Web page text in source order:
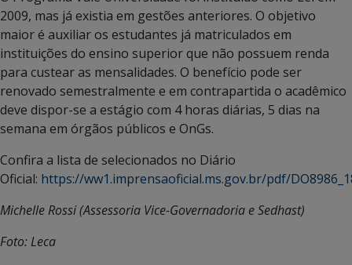
2009, mas já existia em gestões anteriores. O objetivo
maior é auxiliar os estudantes já matriculados em
instituições do ensino superior que não possuem renda
para custear as mensalidades. O benefício pode ser
renovado semestralmente e em contrapartida o acadêmico
deve dispor-se a estágio com 4 horas diárias, 5 dias na
semana em órgãos públicos e OnGs.
Confira a lista de selecionados no Diário
Oficial: https://ww1.imprensaoficial.ms.gov.br/pdf/
Michelle Rossi (Assessoria Vice-Governadoria e Sedhast)
Foto: Leca